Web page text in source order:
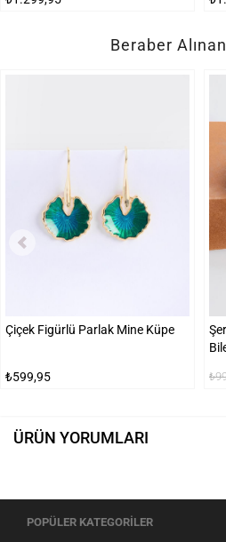
Beraber
Çiçek Figürlü Parlak Mine Küpe
₺599,95
ÜRÜN YORUMLARI
POPÜLER KATEGORİLER